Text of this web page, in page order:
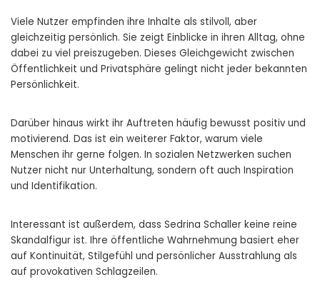
Viele Nutzer empfinden ihre Inhalte als stilvoll, aber
gleichzeitig persönlich. Sie zeigt Einblicke in ihren Alltag, ohne
dabei zu viel preiszugeben. Dieses Gleichgewicht zwischen
Öffentlichkeit und Privatsphäre gelingt nicht jeder bekannten
Persönlichkeit.
Darüber hinaus wirkt ihr Auftreten häufig bewusst positiv und
motivierend. Das ist ein weiterer Faktor, warum viele
Menschen ihr gerne folgen. In sozialen Netzwerken suchen
Nutzer nicht nur Unterhaltung, sondern oft auch Inspiration
und Identifikation.
Interessant ist außerdem, dass Sedrina Schaller keine reine
Skandalfigur ist. Ihre öffentliche Wahrnehmung basiert eher
auf Kontinuität, Stilgefühl und persönlicher Ausstrahlung als
auf provokativen Schlagzeilen.